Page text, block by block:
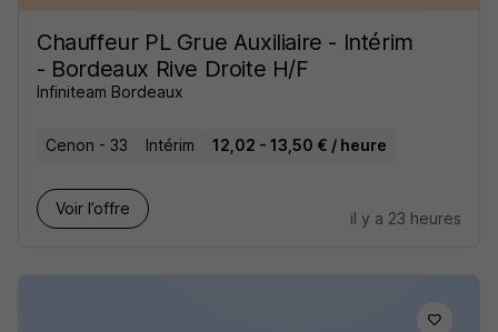
Chauffeur PL Grue Auxiliaire - Intérim
- Bordeaux Rive Droite H/F
Infiniteam Bordeaux
Cenon - 33 Intérim 12,02 - 13,50 € / heure
Voir l’offre
il y a 23 heures